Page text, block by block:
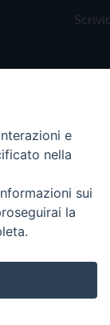
e
nella
sui
la